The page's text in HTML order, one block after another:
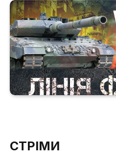
СТРІМИ